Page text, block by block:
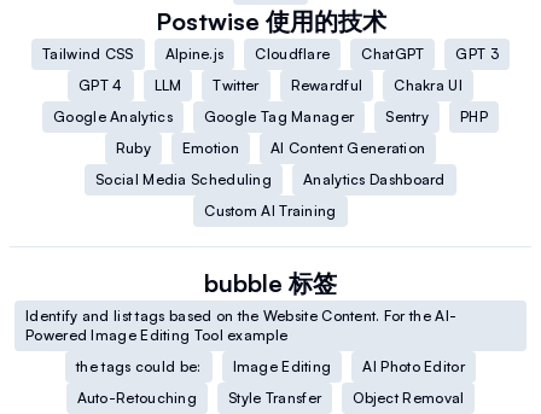
Postwise 使用的技术
Tailwind CSS Alpine.js Cloudflare ChatGPT
GPT 3
GPT 4
LLM Twitter Rewardful
Chakra UI
Google Analytics
Google Tag Manager Sentry
PHP
Ruby
Emotion
AI Content Generation
Social Media Scheduling
Analytics Dashboard
Custom AI Training
bubble 标签
Identify and list tags based on the Website Content. For the AI-
Powered Image Editing Tool example
the tags could be:
Image Editing
AI Photo Editor
Auto-Retouching
Style Transfer Object Removal